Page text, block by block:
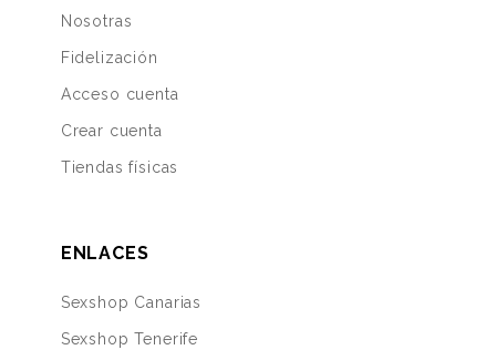
Nosotras
Fidelización
Acceso cuenta
Crear cuenta
Tiendas físicas
ENLACES
Sexshop Canarias
Sexshop Tenerife